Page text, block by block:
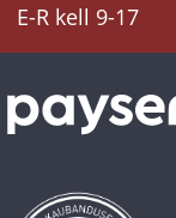
E-R kell 9-17